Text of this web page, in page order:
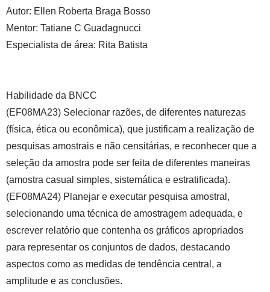
Autor: Ellen Roberta Braga Bosso
Mentor: Tatiane C Guadagnucci
Especialista de área: Rita Batista
Habilidade da BNCC
(EF08MA23) Selecionar razões, de diferentes naturezas
(física, ética ou econômica), que justificam a realização de
pesquisas amostrais e não censitárias, e reconhecer que a
seleção da amostra pode ser feita de diferentes maneiras
(amostra casual simples, sistemática e estratificada).
(EF08MA24) Planejar e executar pesquisa amostral,
selecionando uma técnica de amostragem adequada, e
escrever relatório que contenha os gráficos apropriados
para representar os conjuntos de dados, destacando
aspectos como as medidas de tendência central, a
amplitude e as conclusões.